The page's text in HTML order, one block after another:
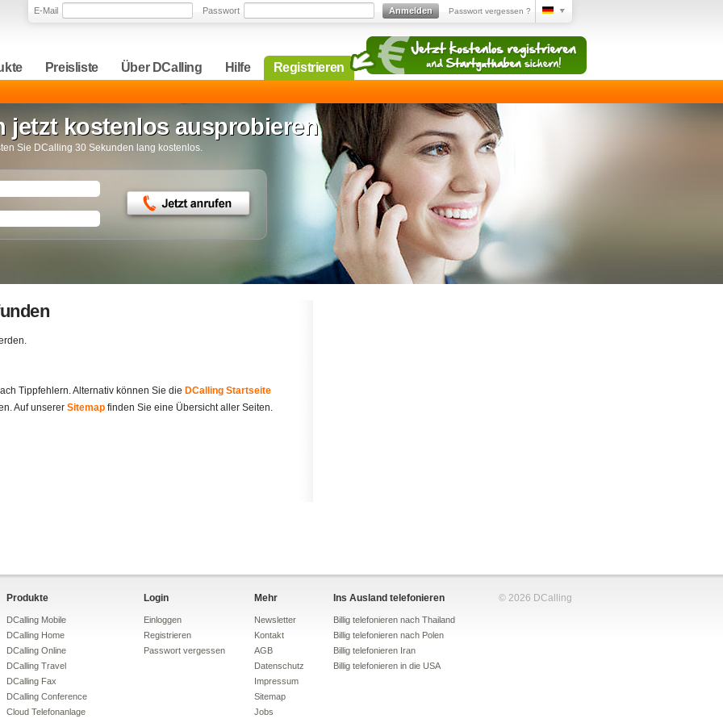
E-Mail Passwort Anmelden Passwort vergessen ?
Preisliste Über DCalling Hilfe Registrieren
jetzt kostenlos ausprobieren
Sie DCalling 30 Sekunden lang kostenlos.
Tippfehlern. Alternativ können Sie die DCalling Startseite
Auf unserer Sitemap finden Sie eine Übersicht aller Seiten.
© 2026 DCalling
Produkte
DCalling Mobile
DCalling Home
DCalling Online
DCalling Travel
DCalling Fax
DCalling Conference
Cloud Telefonanlage
Login
Einloggen
Registrieren
Passwort vergessen
Mehr
Newsletter
Kontakt
AGB
Datenschutz
Impressum
Sitemap
Jobs
Ins Ausland telefonieren
Billig telefonieren nach Thailand
Billig telefonieren nach Polen
Billig telefonieren Iran
Billig telefonieren in die USA